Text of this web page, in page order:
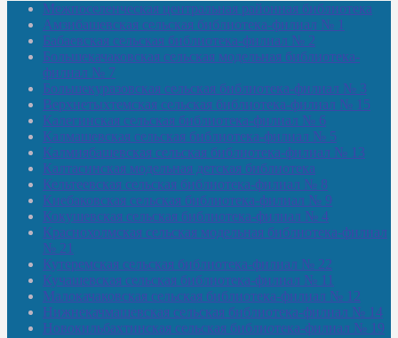
Межпоселенческая центральная районная библиотека
Амзибашевская сельская библиотека-филиал № 1
Бабаевская сельская библиотека-филиал № 2
Большекачаковская сельская модельная библиотека-
филиал № 7
Большекуразовская сельская библиотека-филиал № 3
Верхнетыхтемская сельская библиотека-филиал № 15
Калегинская сельская библиотека-филиал № 6
Калмашевская сельская библиотека-филиал № 5
Калмиябашевская сельская библиотека-филиал № 13
Калтасинская модельная детская библиотека
Кельтеевская сельская библиотека-филиал № 8
Киебаковская сельская библиотека-филиал № 9
Кокушевская сельская библиотека-филиал № 4
Краснохолмская сельская модельная библиотека-филиал
№ 21
Кутеремская сельская библиотека-филиал № 22
Кучашевская сельская библиотека-филиал № 11
Малокачаковская сельская библиотека-филиал № 12
Нижнекачмашевская сельская библиотека-филиал № 14
Новокильбахтинская сельская библиотека-филиал № 19